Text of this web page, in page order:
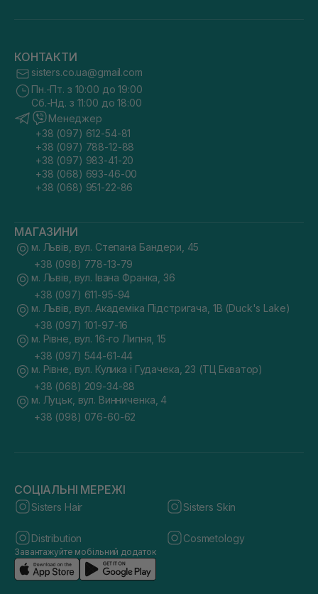
КОНТАКТИ
sisters.co.ua@gmail.com
Пн.-Пт. з 10:00 до 19:00
Сб.-Нд. з 11:00 до 18:00
Менеджер
+38 (097) 612-54-81
+38 (097) 788-12-88
+38 (097) 983-41-20
+38 (068) 693-46-00
+38 (068) 951-22-86
МАГАЗИНИ
м. Львів, вул. Степана Бандери, 45
+38 (098) 778-13-79
м. Львів, вул. Івана Франка, 36
+38 (097) 611-95-94
м. Львів, вул. Академіка Підстригача, 1В (Duck's Lake)
+38 (097) 101-97-16
м. Рівне, вул. 16-го Липня, 15
+38 (097) 544-61-44
м. Рівне, вул. Кулика і Гудачека, 23 (ТЦ Екватор)
+38 (068) 209-34-88
м. Луцьк, вул. Винниченка, 4
+38 (098) 076-60-62
СОЦІАЛЬНІ МЕРЕЖІ
Sisters Hair Sisters Skin
Distribution Cosmetology
Завантажуйте мобільний додаток